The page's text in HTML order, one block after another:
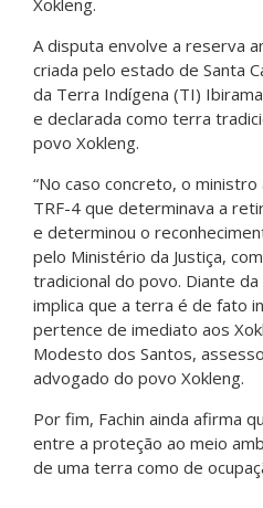
A disputa envolve a reserva
criada pelo estado de Santa
da Terra Indígena (TI)
e declarada como terra
povo Xokleng.
“No caso concreto, o
TRF-4 que determinava a
e determinou o
pelo Ministério da Justiça,
tradicional do povo. Diante
implica que a terra é de fato
pertence de imediato aos
Modesto dos Santos,
advogado do povo Xokleng.
Por fim, Fachin ainda afirma
entre a proteção ao meio
de uma terra como de